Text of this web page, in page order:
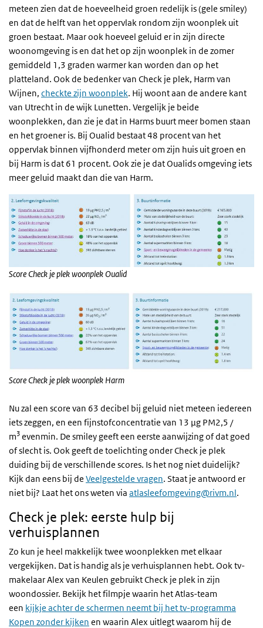
meteen zien dat de hoeveelheid groen redelijk is (gele smiley)
en dat de helft van het oppervlak rondom zijn woonplek uit
groen bestaat. Maar ook hoeveel geluid er in zijn directe
woonomgeving is en dat het op zijn woonplek in de zomer
gemiddeld 1,3 graden warmer kan worden dan op het
platteland. Ook de bedenker van Check je plek, Harm van
Wijnen, checkte zijn woonplek. Hij woont aan de andere kant
van Utrecht in de wijk Lunetten. Vergelijk je beide
woonplekken, dan zie je dat in Harms buurt meer bomen staan
en het groener is. Bij Oualid bestaat 48 procent van het
oppervlak binnen vijfhonderd meter om zijn huis uit groen en
bij Harm is dat 61 procent. Ook zie je dat Oualids omgeving iets
meer geluid maakt dan die van Harm.
Score Check je plek woonplek Oualid
Score Check je plek woonplek Harm
Nu zal een score van 63 decibel bij geluid niet meteen iedereen
iets zeggen, en een fijnstofconcentratie van 13 μg PM2,5 /
m3evenmin. De smiley geeft een eerste aanwijzing of dat goed
of slecht is. Ook geeft de toelichting onder Check je plek
duiding bij de verschillende scores. Is het nog niet duidelijk?
Kijk dan eens bij de Veelgestelde vragen. Staat je antwoord er
niet bij? Laat het ons weten via atlasleefomgeving@rivm.nl.
Check je plek: eerste hulp bij
verhuisplannen
Zo kun je heel makkelijk twee woonplekken met elkaar
vergekijken. Dat is handig als je verhuisplannen hebt. Ook tv-
makelaar Alex van Keulen gebruikt Check je plek in zijn
woondossier. Bekijk het filmpje waarin het Atlas-team
een kijkje achter de schermen neemt bij het tv-programma
Kopen zonder kijken en waarin Alex uitlegt waarom hij de